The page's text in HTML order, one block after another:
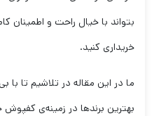
بتواند با خیال راحت و اطمینان
خریداری کنید.
بهترین برندها در زمینه‌ی